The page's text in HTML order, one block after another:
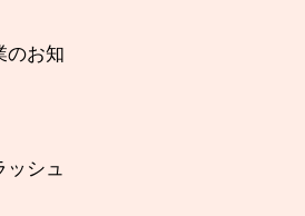
のお知
ッシュ